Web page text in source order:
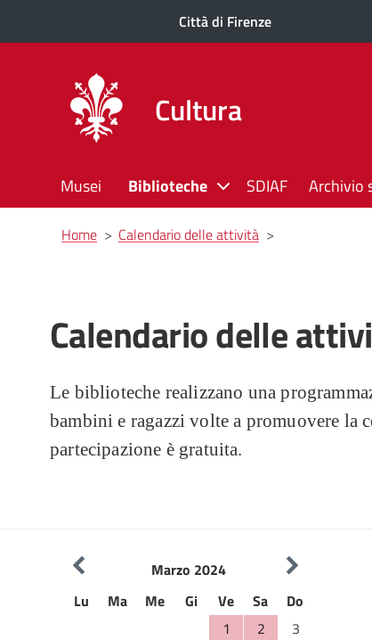
Città di Firenze
Cultura
Musei Biblioteche SDIAF Archivio
Briciole
di
Home> Calendario delle attività>
Calendario delle
Le biblioteche realizzano una
bambini e ragazzi volte a promuovere la
partecipazione è gratuita.
Marzo 2024
Lu
Ma Me Gi Ve Sa
Do
1
2
3